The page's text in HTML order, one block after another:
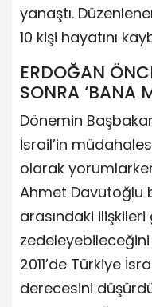
yanaştı.
10 kişi hayatını
ERDOĞAN
SONRA ‘BANA
Dönemin
İsrail’in
olarak
Ahmet Davutoğlu
arasındaki
2011’de Türkiye
derecesini